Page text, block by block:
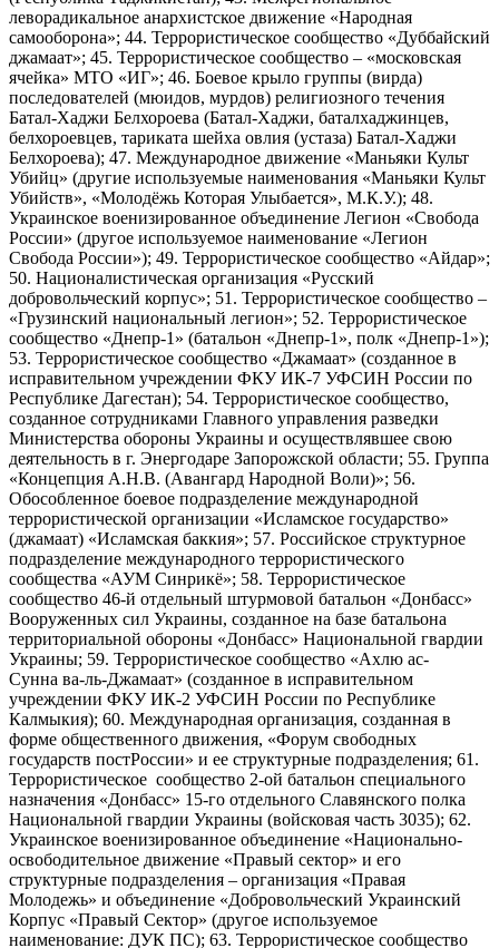
леворадикальное анархистское движение «Народная
самооборона»; 44. Террористическое сообщество «Дуббайский
джамаат»; 45. Террористическое сообщество – «московская
ячейка» МТО «ИГ»; 46. Боевое крыло группы (вирда)
последователей (мюидов, мурдов) религиозного течения
Батал-Хаджи Белхороева (Батал-Хаджи, баталхаджинцев,
белхороевцев, тариката шейха овлия (устаза) Батал-Хаджи
Белхороева); 47. Международное движение «Маньяки Культ
Убийц» (другие используемые наименования «Маньяки Культ
Убийств», «Молодёжь Которая Улыбается», М.К.У.); 48.
Украинское военизированное объединение Легион «Свобода
России» (другое используемое наименование «Легион
Свобода России»); 49. Террористическое сообщество «Айдар»;
50. Националистическая организация «Русский
добровольческий корпус»; 51. Террористическое сообщество –
«Грузинский национальный легион»; 52. Террористическое
сообщество «Днепр-1» (батальон «Днепр-1», полк «Днепр-1»);
53. Террористическое сообщество «Джамаат» (созданное в
исправительном учреждении ФКУ ИК-7 УФСИН России по
Республике Дагестан); 54. Террористическое сообщество,
созданное сотрудниками Главного управления разведки
Министерства обороны Украины и осуществлявшее свою
деятельность в г. Энергодаре Запорожской области; 55. Группа
«Концепция А.Н.В. (Авангард Народной Воли)»; 56.
Обособленное боевое подразделение международной
террористической организации «Исламское государство»
(джамаат) «Исламская баккия»; 57. Российское структурное
подразделение международного террористического
сообщества «АУМ Синрикё»; 58. Террористическое
сообщество 46-й отдельный штурмовой батальон «Донбасс»
Вооруженных сил Украины, созданное на базе батальона
территориальной обороны «Донбасс» Национальной гвардии
Украины; 59. Террористическое сообщество «Ахлю ас-
Сунна ва-ль-Джамаат» (созданное в исправительном
учреждении ФКУ ИК-2 УФСИН России по Республике
Калмыкия); 60. Международная организация, созданная в
форме общественного движения, «Форум свободных
государств постРоссии» и ее структурные подразделения; 61.
Террористическое сообщество 2-ой батальон специального
назначения «Донбасс» 15-го отдельного Славянского полка
Национальной гвардии Украины (войсковая часть 3035); 62.
Украинское военизированное объединение «Национально-
освободительное движение «Правый сектор» и его
структурные подразделения – организация «Правая
Молодежь» и объединение «Добровольческий Украинский
Корпус «Правый Сектор» (другое используемое
наименование: ДУК ПС); 63. Террористическое сообщество